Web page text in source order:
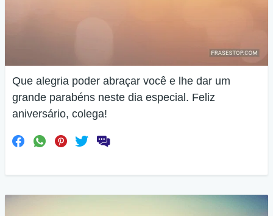
Que alegria poder abraçar você e lhe dar um
grande parabéns neste dia especial. Feliz
aniversário, colega!